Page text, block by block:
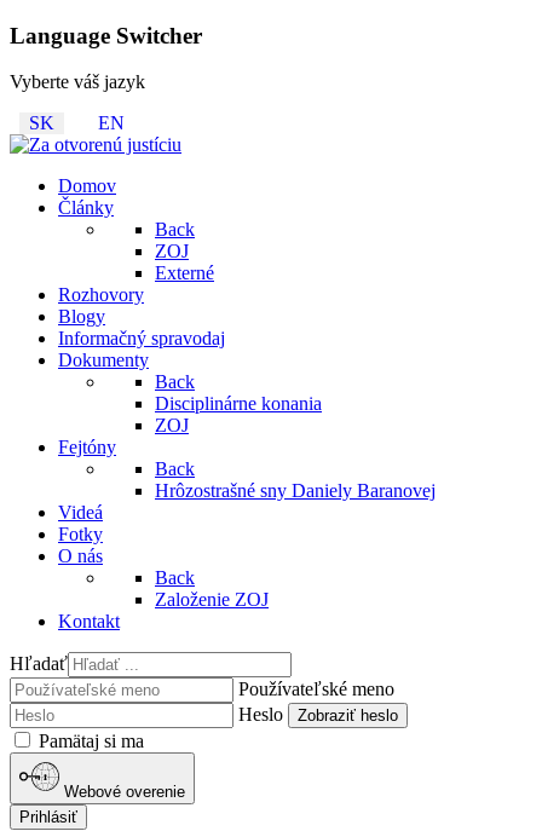
Language Switcher
Vyberte váš jazyk
SK
EN
Domov
Články
Back
ZOJ
Externé
Rozhovory
Blogy
Informačný spravodaj
Dokumenty
Back
Disciplinárne konania
ZOJ
Fejtóny
Back
Hrôzostrašné sny Daniely Baranovej
Videá
Fotky
O nás
Back
Založenie ZOJ
Kontakt
Hľadať
Používateľské meno
Heslo
Zobraziť heslo
Pamätaj si ma
Webové overenie
Prihlásiť